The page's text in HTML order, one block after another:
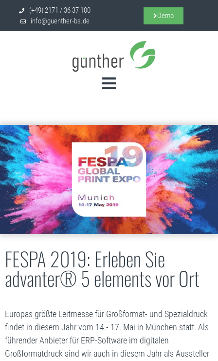
(+49) 2171 / 36 37 100
info@guenther-bs.de
Demo
FESPA 2019: Erleben Sie
advanter® 5 elements vor Ort
Europas größte Leitmesse für Großformat- und Spezialdruck
findet in diesem Jahr vom 14.- 17. Mai in München statt. Als
führender Anbieter für ERP-Software im digitalen
Großformatdruck sind wir auch in diesem Jahr als Aussteller